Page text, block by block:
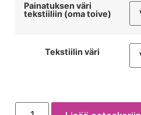
Painatuksen väri
tekstiiliin (oma toive)
Tekstiilin väri